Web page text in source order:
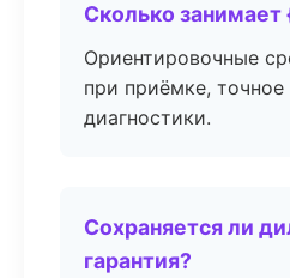
Сколько
Ориентировочные
при приёмке,
диагностики.
Сохраняется ли
гарантия?